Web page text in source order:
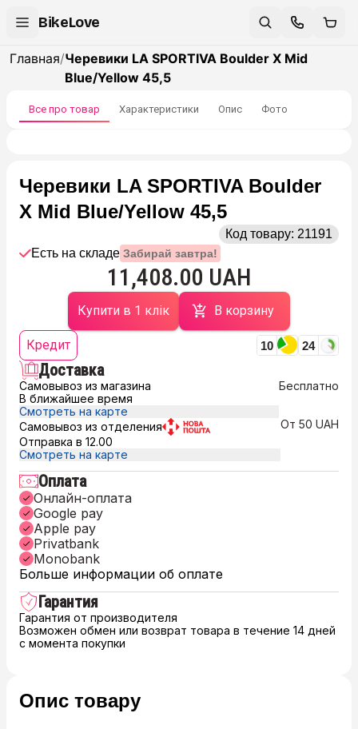
BikeLove
Главная/Черевики LA SPORTIVA Boulder X Mid
Blue/Yellow 45,5
Все про товар Характеристики Опис Фото
Черевики LA SPORTIVA Boulder
X Mid Blue/Yellow 45,5
Код товару: 21191
Есть на складе Забирай завтра!
11,408.00 UAH
Купити в 1 клік В корзину
Кредит 10 24
Доставка
Самовывоз из магазина
В ближайшее время
Смотреть на карте
Бесплатно
Самовывоз из отделения
Отправка в 12.00
Смотреть на карте
От 50 UAH
Оплата
Онлайн-оплата
Google pay
Apple pay
Privatbank
Monobank
Больше информации об оплате
Гарантия
Гарантия от производителя
Возможен обмен или возврат товара в течение 14 дней
с момента покупки
Опис товару